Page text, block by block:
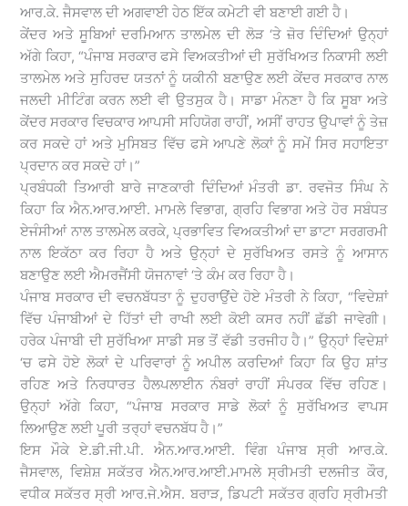
ਆਰ.ਕੇ. ਜੈਸਵਾਲ ਦੀ ਅਗਵਾਈ ਹੇਠ ਇੱਕ ਕਮੇਟੀ ਵੀ ਬਣਾਈ ਗਈ ਹੈ।
ਕੇਂਦਰ ਅਤੇ ਸੂਬਿਆਂ ਦਰਮਿਆਨ ਤਾਲਮੇਲ ਦੀ ਲੋੜ ‘ਤੇ ਜ਼ੋਰ ਦਿੰਦਿਆਂ ਉਨ੍ਹਾਂ
ਅੱਗੇ ਕਿਹਾ, “ਪੰਜਾਬ ਸਰਕਾਰ ਫਸੇ ਵਿਅਕਤੀਆਂ ਦੀ ਸੁਰੱਖਿਅਤ ਨਿਕਾਸੀ ਲਈ
ਤਾਲਮੇਲ ਅਤੇ ਸੁਹਿਰਦ ਯਤਨਾਂ ਨੂੰ ਯਕੀਨੀ ਬਣਾਉਣ ਲਈ ਕੇਂਦਰ ਸਰਕਾਰ ਨਾਲ
ਜਲਦੀ ਮੀਟਿੰਗ ਕਰਨ ਲਈ ਵੀ ਉਤਸੁਕ ਹੈ। ਸਾਡਾ ਮੰਨਣਾ ਹੈ ਕਿ ਸੂਬਾ ਅਤੇ
ਕੇਂਦਰ ਸਰਕਾਰ ਵਿਚਕਾਰ ਆਪਸੀ ਸਹਿਯੋਗ ਰਾਹੀਂ, ਅਸੀਂ ਰਾਹਤ ਉਪਾਵਾਂ ਨੂੰ ਤੇਜ਼
ਕਰ ਸਕਦੇ ਹਾਂ ਅਤੇ ਮੁਸਿਬਤ ਵਿੱਚ ਫਸੇ ਆਪਣੇ ਲੋਕਾਂ ਨੂੰ ਸਮੇਂ ਸਿਰ ਸਹਾਇਤਾ
ਪ੍ਰਦਾਨ ਕਰ ਸਕਦੇ ਹਾਂ।”
ਪ੍ਰਬੰਧਕੀ ਤਿਆਰੀ ਬਾਰੇ ਜਾਣਕਾਰੀ ਦਿੰਦਿਆਂ ਮੰਤਰੀ ਡਾ. ਰਵਜੋਤ ਸਿੰਘ ਨੇ
ਕਿਹਾ ਕਿ ਐਨ.ਆਰ.ਆਈ. ਮਾਮਲੇ ਵਿਭਾਗ, ਗ੍ਰਹਿ ਵਿਭਾਗ ਅਤੇ ਹੋਰ ਸਬੰਧਤ
ਏਜੰਸੀਆਂ ਨਾਲ ਤਾਲਮੇਲ ਕਰਕੇ, ਪ੍ਰਭਾਵਿਤ ਵਿਅਕਤੀਆਂ ਦਾ ਡਾਟਾ ਸਰਗਰਮੀ
ਨਾਲ ਇਕੱਠਾ ਕਰ ਰਿਹਾ ਹੈ ਅਤੇ ਉਨ੍ਹਾਂ ਦੇ ਸੁਰੱਖਿਅਤ ਰਸਤੇ ਨੂੰ ਆਸਾਨ
ਬਣਾਉਣ ਲਈ ਐਮਰਜੈਂਸੀ ਯੋਜਨਾਵਾਂ ‘ਤੇ ਕੰਮ ਕਰ ਰਿਹਾ ਹੈ।
ਪੰਜਾਬ ਸਰਕਾਰ ਦੀ ਵਚਨਬੱਧਤਾ ਨੂੰ ਦੁਹਰਾਉਂਦੇ ਹੋਏ ਮੰਤਰੀ ਨੇ ਕਿਹਾ, “ਵਿਦੇਸ਼ਾਂ
ਵਿੱਚ ਪੰਜਾਬੀਆਂ ਦੇ ਹਿੱਤਾਂ ਦੀ ਰਾਖੀ ਲਈ ਕੋਈ ਕਸਰ ਨਹੀਂ ਛੱਡੀ ਜਾਵੇਗੀ।
ਹਰੇਕ ਪੰਜਾਬੀ ਦੀ ਸੁਰੱਖਿਆ ਸਾਡੀ ਸਭ ਤੋਂ ਵੱਡੀ ਤਰਜੀਹ ਹੈ।” ਉਨ੍ਹਾਂ ਵਿਦੇਸ਼ਾਂ
‘ਚ ਫਸੇ ਹੋਏ ਲੋਕਾਂ ਦੇ ਪਰਿਵਾਰਾਂ ਨੂੰ ਅਪੀਲ ਕਰਦਿਆਂ ਕਿਹਾ ਕਿ ਉਹ ਸ਼ਾਂਤ
ਰਹਿਣ ਅਤੇ ਨਿਰਧਾਰਤ ਹੈਲਪਲਾਈਨ ਨੰਬਰਾਂ ਰਾਹੀਂ ਸੰਪਰਕ ਵਿੱਚ ਰਹਿਣ।
ਉਨ੍ਹਾਂ ਅੱਗੇ ਕਿਹਾ, “ਪੰਜਾਬ ਸਰਕਾਰ ਸਾਡੇ ਲੋਕਾਂ ਨੂੰ ਸੁਰੱਖਿਅਤ ਵਾਪਸ
ਲਿਆਉਣ ਲਈ ਪੂਰੀ ਤਰ੍ਹਾਂ ਵਚਨਬੱਧ ਹੈ।”
ਇਸ ਮੌਕੇ ਏ.ਡੀ.ਜੀ.ਪੀ. ਐਨ.ਆਰ.ਆਈ. ਵਿੰਗ ਪੰਜਾਬ ਸ੍ਰੀ ਆਰ.ਕੇ.
ਜੈਸਵਾਲ, ਵਿਸ਼ੇਸ਼ ਸਕੱਤਰ ਐਨ.ਆਰ.ਆਈ.ਮਾਮਲੇ ਸ੍ਰੀਮਤੀ ਦਲਜੀਤ ਕੌਰ,
ਵਧੀਕ ਸਕੱਤਰ ਸ੍ਰੀ ਆਰ.ਜੇ.ਐਸ. ਬਰਾੜ, ਡਿਪਟੀ ਸਕੱਤਰ ਗ੍ਰਹਿ ਸ੍ਰੀਮਤੀ